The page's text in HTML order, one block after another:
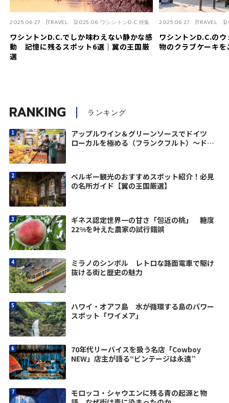
ワシントンD.C.でしか味わえない静かな感
動 記憶に残るスポット6選｜翼の王国厳
選
2025.06.27 TRAVEL 2025.06 ワシントンD.C.特集
ワシントンD.C.の
物のクラブケーキを
2025.06.27 TRAVEL
RANKING ランキング
アップルワイン＆グリーンソースでドイツ
ローカルを極める（フランクフルト）〜ドイ
ベルギー観光のおすすめスポット紹介！必見
の名所ガイド【翼の王国厳選】
ギネス認定世界一の甘さ「包近の桃」 糖度
22%を叶えた農家の試行錯誤
ミラノのシンボル レトロな路面電車で駆け
抜ける街と歴史の魅力
ハワイ・オアフ島 水が循環する島のパワー
スポット「ワイメア」
70年代リーバイスを扱う名店「Cowboy
NEW」店主が語る“ビンテージは永遠”
モロッコ・シャウエンに残る青の起源と物